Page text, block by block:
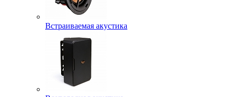
Встраиваемая акустика